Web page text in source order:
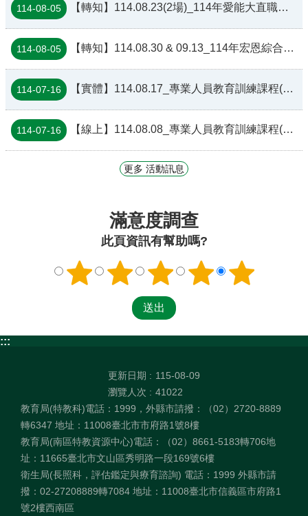
114-08-05 【轉知】114.08.23(2場)_114年愛能大直職能治療所線上親職講座，請協助轉知課程訊息，歡迎有需要的家長蒞臨參與!
114-08-05 【轉知】114.08.30 & 09.13_114年宏恩綜合醫院復健科親職講座
114-07-16 【實體】114.08.17_專業人員教育訓練課程(犇亞商務暨會議中心)_「如何與家長共處？」親職教育技巧與臨床經驗分享
114-07-16 【線上】114.08.08_專業人員教育訓練課程(臺北市立聯合醫院中興院區)_「兒童治療現場中的高風險家庭識別與因應」
更多 活動訊息
滿意度調查
此頁資訊有幫助嗎?
:::
更新日期
115-08-09
瀏覽人次
41022
教育局(特教科)電話：1999，外縣市請撥：（02）2720-8889
轉6347 地址：11008臺北市市府路1號8樓
教育局(南區特教資源中心)電話：（02）8661-5183轉706地
址：11665臺北市文山區秀明路一段169號6樓
衛生局(長照科，評估鑑定與療育諮詢) 電話：1999 外縣市請
撥：02-27208889轉7084 地址：11008臺北市信義區市府路1
號2樓西南區